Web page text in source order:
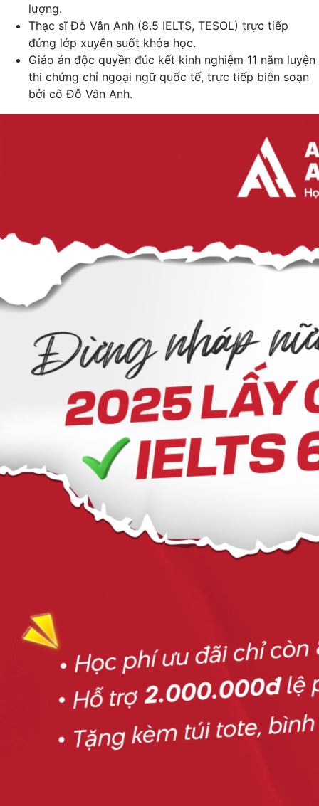
lượng.
Thạc sĩ Đỗ Vân Anh (8.5 IELTS, TESOL) trực tiếp
đứng lớp xuyên suốt khóa học.
Giáo án độc quyền đúc kết kinh nghiệm 11 năm luyện
thi chứng chỉ ngoại ngữ quốc tế, trực tiếp biên soạn
bởi cô Đỗ Vân Anh.